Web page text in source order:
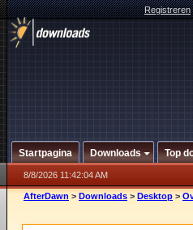
Registreren
Startpagina Downloads Top
8/8/2026 11:42:04 AM
AfterDawn > Downloads > Desktop >